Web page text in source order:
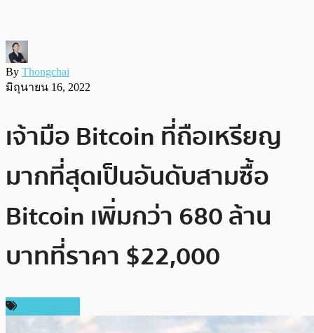
By Thongchai
มิถุนายน 16, 2022
เจ้ามือ Bitcoin ที่ถือเหรียญ
มากที่สุดเป็นอันดับสามซื้อ
Bitcoin เพิ่มกว่า 680 ล้าน
บาทที่ราคา $22,000